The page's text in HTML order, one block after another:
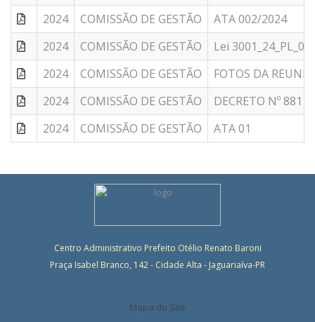
2024
COMISSÃO DE GESTÃO
ATA 002/2024
2024
COMISSÃO DE GESTÃO
Lei
2024
COMISSÃO DE GESTÃO
FOTOS DA
2024
COMISSÃO DE GESTÃO
DECRETO Nº 881 -
2024
COMISSÃO DE GESTÃO ATA 01
Centro Administrativo Prefeito Otélio Renato Baroni
Praça Isabel Branco, 142 - Cidade Alta - Jaguariaíva-PR
Mapa do Site